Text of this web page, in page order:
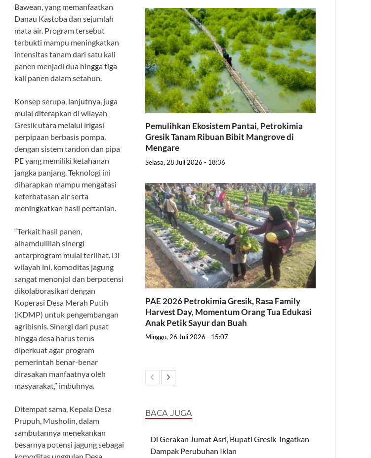
Bawean, yang memanfaatkan
Danau Kastoba dan sejumlah
mata air. Program tersebut
terbukti mampu meningkatkan
intensitas tanam dari satu kali
panen menjadi dua hingga tiga
kali panen dalam setahun.
Konsep serupa, lanjutnya, juga
mulai diterapkan di wilayah
Gresik utara melalui irigasi
perpipaan berbasis pompa,
dengan sistem tandon dan pipa
PE yang memiliki ketahanan
jangka panjang. Teknologi ini
diharapkan mampu mengatasi
keterbatasan air serta
meningkatkan hasil pertanian.
“Terkait hasil panen,
alhamdulillah sinergi
antarprogram mulai terlihat. Di
wilayah ini, komoditas jagung
sangat menonjol dan berpotensi
dikolaborasikan dengan
Koperasi Desa Merah Putih
(KDMP) untuk pengembangan
agribisnis. Sinergi dari pusat
hingga desa harus terus
diperkuat agar program
pemerintah benar-benar
dirasakan manfaatnya oleh
masyarakat,” imbuhnya.
Ditempat sama, Kepala Desa
Prupuh, Musholin, dalam
sambutannya menekankan
besarnya potensi jagung sebagai
komoditas unggulan Desa
Pemulihkan Ekosistem Pantai, Petrokimia
Gresik Tanam Ribuan Bibit Mangrove di
Mengare
Selasa, 28 Juli 2026 - 18:36
PAE 2026 Petrokimia Gresik, Rasa Family
Harvest Day, Momentum Orang Tua Edukasi
Anak Petik Sayur dan Buah
Minggu, 26 Juli 2026 - 15:07
BACA JUGA
Di Gerakan Jumat Asri, Bupati Gresik Ingatkan
Dampak Perubuhan Iklan